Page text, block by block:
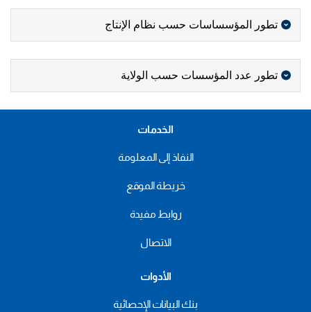
تطور المؤسساسات حسب نظام الإنتاج
تطور عدد المؤسسات حسب الولاية
الخدمات
النفاذ إلى المعلومة
خريطة الموقع
روابط مفيدة
الاتصال
الأدوات
بنك البيانات الإحصائية